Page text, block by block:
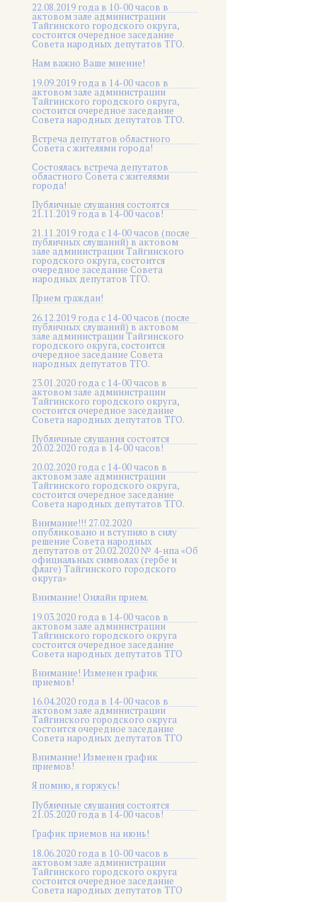
22.08.2019 года в 10-00 часов в
актовом зале администрации
Тайгинского городского округа,
состоится очередное заседание
Совета народных депутатов ТГО.
Нам важно Ваше мнение!
19.09.2019 года в 14-00 часов в
актовом зале администрации
Тайгинского городского округа,
состоится очередное заседание
Совета народных депутатов ТГО.
Встреча депутатов областного
Совета с жителями города!
Состоялась встреча депутатов
областного Совета с жителями
города!
Публичные слушания состоятся
21.11.2019 года в 14-00 часов!
21.11.2019 года с 14-00 часов (после
публичных слушаний) в актовом
зале администрации Тайгинского
городского округа, состоится
очередное заседание Совета
народных депутатов ТГО.
Прием граждан!
26.12.2019 года с 14-00 часов (после
публичных слушаний) в актовом
зале администрации Тайгинского
городского округа, состоится
очередное заседание Совета
народных депутатов ТГО.
23.01.2020 года с 14-00 часов в
актовом зале администрации
Тайгинского городского округа,
состоится очередное заседание
Совета народных депутатов ТГО.
Публичные слушания состоятся
20.02.2020 года в 14-00 часов!
20.02.2020 года с 14-00 часов в
актовом зале администрации
Тайгинского городского округа,
состоится очередное заседание
Совета народных депутатов ТГО.
Внимание!!! 27.02.2020
опубликовано и вступило в силу
решение Совета народных
депутатов от 20.02.2020 № 4-нпа «Об
официальных символах (гербе и
флаге) Тайгинского городского
округа»
Внимание! Онлайн прием.
19.03.2020 года в 14-00 часов в
актовом зале администрации
Тайгинского городского округа
состоится очередное заседание
Совета народных депутатов ТГО
Внимание! Изменен график
приемов!
16.04.2020 года в 14-00 часов в
актовом зале администрации
Тайгинского городского округа
состоится очередное заседание
Совета народных депутатов ТГО
Внимание! Изменен график
приемов!
Я помню, я горжусь!
Публичные слушания состоятся
21.05.2020 года в 14-00 часов!
График приемов на июнь!
18.06.2020 года в 10-00 часов в
актовом зале администрации
Тайгинского городского округа
состоится очередное заседание
Совета народных депутатов ТГО